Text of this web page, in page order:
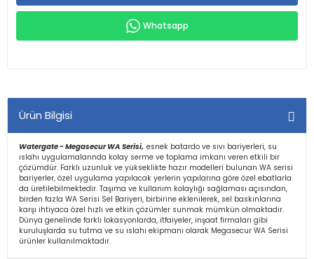
Whatsapp
Ürün Bilgisi
Watergate - Megasecur WA Serisi, esnek batardo ve sıvı bariyerleri, su
ıslahı uygulamalarında kolay serme ve toplama imkanı veren etkili bir
çözümdür. Farklı uzunluk ve yükseklikte hazır modelleri bulunan WA serisi
bariyerler, özel uygulama yapılacak yerlerin yapılarına göre özel ebatlarla
da üretilebilmektedir. Taşıma ve kullanım kolaylığı sağlaması açısından,
birden fazla WA Serisi Sel Bariyeri, birbirine eklenilerek, sel baskınlarına
karşı ihtiyaca özel hızlı ve etkin çözümler sunmak mümkün olmaktadır.
Dünya genelinde farklı lokasyonlarda, itfaiyeler, inşaat firmaları gibi
kuruluşlarda su tutma ve su ıslahı ekipmanı olarak Megasecur WA Serisi
ürünler kullanılmaktadır.